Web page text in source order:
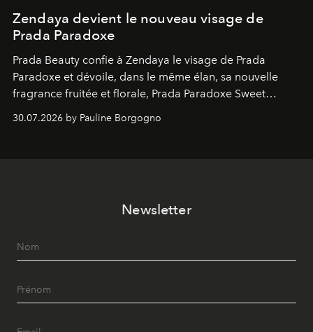
Zendaya devient le nouveau visage de
Prada Paradoxe
Prada Beauty confie à Zendaya le visage de Prada
Paradoxe et dévoile, dans le même élan, sa nouvelle
fragrance fruitée et florale, Prada Paradoxe Sweet
30.07.2026 by Pauline Borgogno
Newsletter